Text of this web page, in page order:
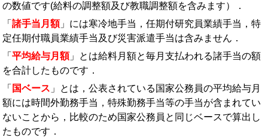
の数値です(給料の調整額及び教職調整額を含みます）．
「 諸手当月額」には寒冷地手当，任期付研究員業績手当，特
定任期付職員業績手当及び災害派遣手当は含みません．
「 平均給与月額」とは給料月額と毎月支払われる諸手当の額
を合計したものです．
「 国ベース 」とは，公表されている国家公務員の平均給与月
額には時間外勤務手当，特殊勤務手当等の手当が含まれてい
ないことから，比較のため国家公務員と同じベースで算出し
たものです．